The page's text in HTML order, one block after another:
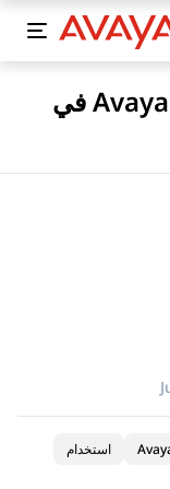
استخدام هاتف Avaya J139 SIP IP في
استخدام